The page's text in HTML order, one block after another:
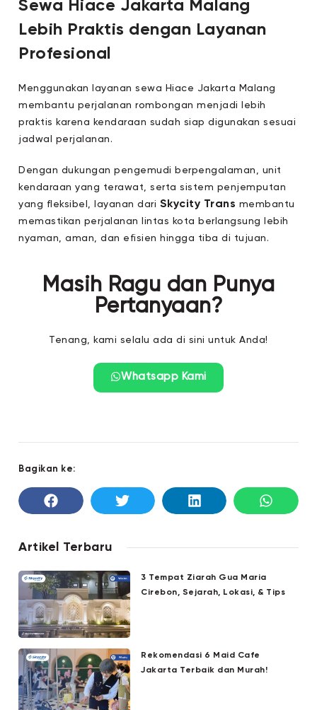
Sewa Hiace Jakarta Malang
Lebih Praktis dengan Layanan
Profesional
Menggunakan layanan sewa Hiace Jakarta Malang
membantu perjalanan rombongan menjadi lebih
praktis karena kendaraan sudah siap digunakan sesuai
jadwal perjalanan.
Dengan dukungan pengemudi berpengalaman, unit
kendaraan yang terawat, serta sistem penjemputan
yang fleksibel, layanan dari Skycity Trans membantu
memastikan perjalanan lintas kota berlangsung lebih
nyaman, aman, dan efisien hingga tiba di tujuan.
Masih Ragu dan Punya
Pertanyaan?
Tenang, kami selalu ada di sini untuk Anda!
Whatsapp Kami
Bagikan ke:
Artikel Terbaru
3 Tempat Ziarah Gua Maria
Cirebon, Sejarah, Lokasi, & Tips
Rekomendasi 6 Maid Cafe
Jakarta Terbaik dan Murah!